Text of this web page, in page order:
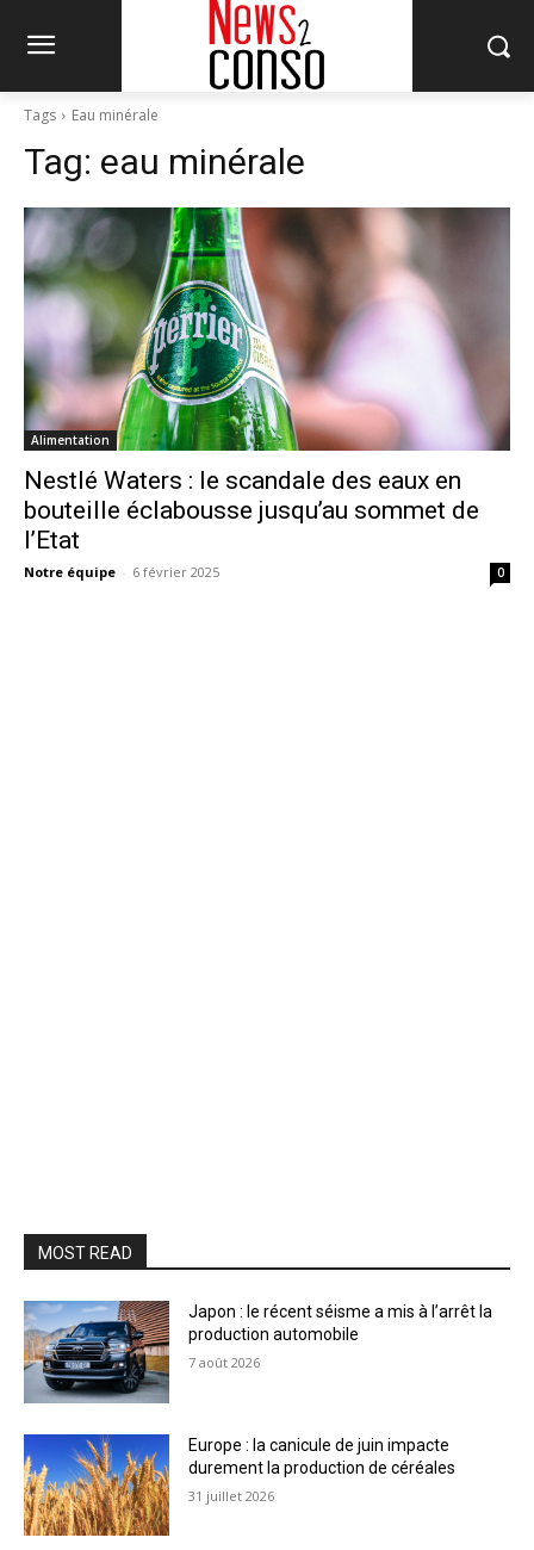
Tags Eau minérale
Tag: eau minérale
Alimentation
Nestlé Waters : le scandale des eaux en
bouteille éclabousse jusqu’au sommet de
l’Etat
Notre équipe - 6 février 2025 0
MOST READ
Japon : le récent séisme a mis à l’arrêt la
production automobile
7 août 2026
Europe : la canicule de juin impacte
durement la production de céréales
31 juillet 2026